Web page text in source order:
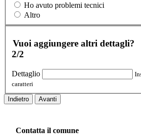
Ho avuto problemi tecnici
Altro
Vuoi aggiungere altri dettagli?
2/2
Dettaglio
caratteri
Indietro Avanti
Contatta il comune